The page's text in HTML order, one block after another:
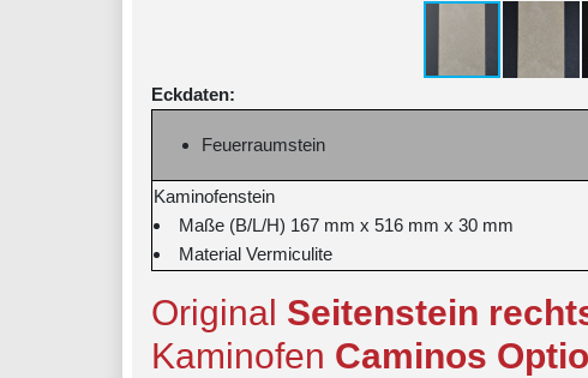
Eckdaten:
Feuerraumstein
Kaminofenstein
Maße (B/L/H) 167 mm x 516 mm x 30 mm
Material Vermiculite
Original Seitenstein
Kaminofen Caminos Optio